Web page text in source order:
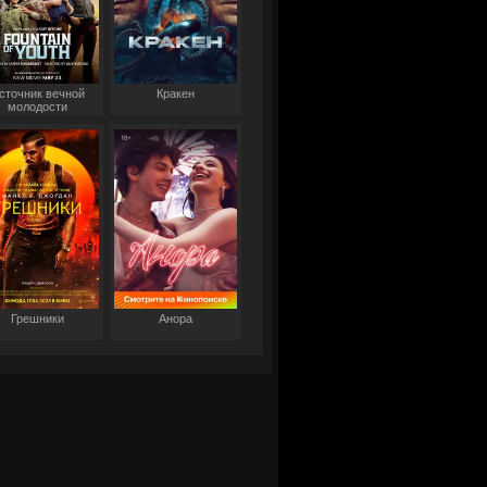
вечной
молодости
Кракен
Грешники Анора